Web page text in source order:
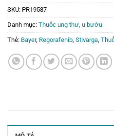
SKU: PR19587
Danh mục: Thuốc ung thư, u bướu
Thẻ: Bayer, Regorafenib, Stivarga,